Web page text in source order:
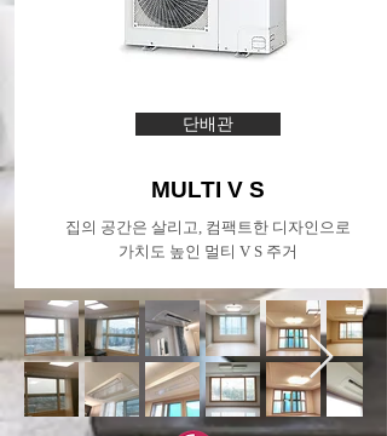
단배관
MULTI V S
집의 공간은 살리고, 컴팩트한 디자인으로
가치도 높인 멀티 V S 주거